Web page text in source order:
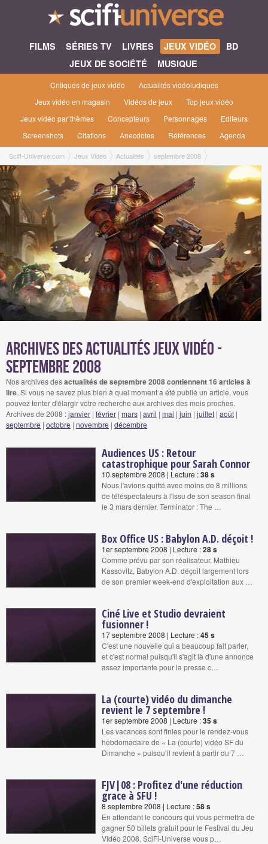
FILMS SÉRIES TV LIVRES JEUX VIDÉO
BD
JEUX DE SOCIÉTÉ
MUSIQUE
Critiques de jeux vidéo
Actualités vidéoludiques
Jeux vidéo en magasin
Vidéos de jeux
Top jeux vidéo
Jeux vidéo par thèmes
Concepteurs Personnages
Editeurs
Screenshots
Citations Anecdotes Références Agenda
Scifi-Universe.com Jeux Vidéo Actualités septembre 2008
Archives des actualités jeux vidéo -
septembre 2008
Nos archives desactualités de septembre 2008 contiennent 16 articles à
lire. Si vous ne savez plus bien à quel moment a été publié un article, vous
pouvez tenter d'élargir votre recherche aux archives des mois proches.
Archives de 2008 :janvier | février | mars | avril | mai | juin | juillet | août |
septembre | octobre | novembre | décembre
Audiences US : Retour
catastrophique pour Sarah Connor
10 septembre 2008 | Lecture :38 s
Nous l'avions quitté avec moins de 8 millions
de téléspectateurs à l'issu de son season final
le 3 mars dernier, Terminator : The …
Box Office US : Babylon A.D. déçoit !
1er septembre 2008 | Lecture :28 s
Comme prévu par son réalisateur, Mathieu
Kassovitz, Babylon A.D. déçoit largement lors
de son premier week-end d'exploitation aux …
Ciné Live et Studio devraient
fusionner !
17 septembre 2008 | Lecture :45 s
C'est une nouvelle qui a beaucoup fait parler,
et c'est normal puisqu'il s'agit là d'une annonce
assez importante pour la presse c…
La (courte) vidéo du dimanche
revient le 7 septembre !
1er septembre 2008 | Lecture :35 s
Les vacances sont finies pour le rendez-vous
hebdomadaire de « La (courte) vidéo SF du
Dimanche » puisqu’il revient à partir du 7 …
FJV|08 : Profitez d'une réduction
grace à SFU !
8 septembre 2008 | Lecture :58 s
En attendant le concours qui vous permettra de
gagner 50 billets gratuit pour le Festival du Jeu
Vidéo 2008, SciFi-Universe vous p…